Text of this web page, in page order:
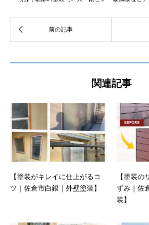
関連記事
【塗装がキレイに仕上がるコ
ツ｜佐倉市白銀｜外壁塗装】
【塗装
ずみ｜佐
装】